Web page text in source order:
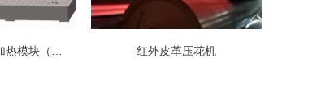
红外皮革压花机